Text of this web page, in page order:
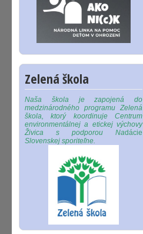
Zelená škola
Naša škola je zapojená do
medzinárodného programu Zelená
škola, ktorý koordinuje Centrum
environmentálnej a etickej výchovy
Živica s podporou Nadácie
Slovenskej sporiteľne.